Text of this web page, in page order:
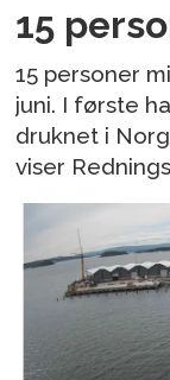
15
15 personer
juni. I første
druknet i
viser